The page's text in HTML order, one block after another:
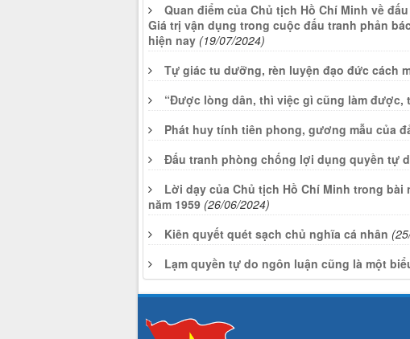
Quan điểm của Chủ tịch Hồ Chí Minh về
Giá trị vận dụng trong cuộc đấu tranh phản
hiện nay (19/07/2024)
Tự giác tu dưỡng, rèn luyện đạo đức cách
“Được lòng dân, thì việc gì cũng làm được,
Phát huy tính tiên phong, gương mẫu của
Đấu tranh phòng chống lợi dụng quyền tự
Lời dạy của Chủ tịch Hồ Chí Minh trong
năm 1959 (26/06/2024)
Kiên quyết quét sạch chủ nghĩa cá nhân
Lạm quyền tự do ngôn luận cũng là một